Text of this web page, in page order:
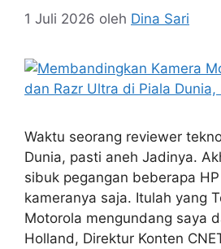
1 Juli 2026 oleh Dina Sari
Waktu seorang reviewer
Dunia, pasti aneh Jadinya.
sibuk pegangan beberapa
kameranya saja. Itulah yang
Motorola mengundang saya
Holland, Direktur Konten